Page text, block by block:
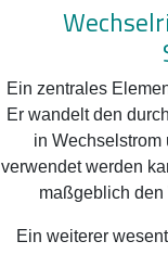
Ein zentrales
Er wandelt den
in Wechselstrom
verwendet werden
maßgeblich den
Ein weiterer